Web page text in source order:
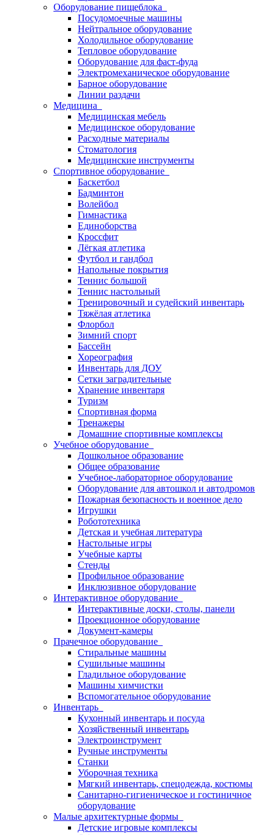
Оборудование пищеблока
Посудомоечные машины
Нейтральное оборудование
Холодильное оборудование
Тепловое оборудование
Оборудование для фаст-фуда
Электромеханическое оборудование
Барное оборудование
Линии раздачи
Медицина
Медицинская мебель
Медицинское оборудование
Расходные материалы
Стоматология
Медицинские инструменты
Спортивное оборудование
Баскетбол
Бадминтон
Волейбол
Гимнастика
Единоборства
Кроссфит
Лёгкая атлетика
Футбол и гандбол
Напольные покрытия
Теннис большой
Теннис настольный
Тренировочный и судейский инвентарь
Тяжёлая атлетика
Флорбол
Зимний спорт
Бассейн
Хореография
Инвентарь для ДОУ
Сетки заградительные
Хранение инвентаря
Туризм
Спортивная форма
Тренажеры
Домашние спортивные комплексы
Учебное оборудование
Дошкольное образование
Общее образование
Учебное-лабораторное оборудование
Оборудование для автошкол и автодромов
Пожарная безопасность и военное дело
Игрушки
Робототехника
Детская и учебная литература
Настольные игры
Учебные карты
Стенды
Профильное образование
Инклюзивное оборудование
Интерактивное оборудование
Интерактивные доски, столы, панели
Проекционное оборудование
Документ-камеры
Прачечное оборудование
Стиральные машины
Сушильные машины
Гладильное оборудование
Машины химчистки
Вспомогательное оборудование
Инвентарь
Кухонный инвентарь и посуда
Хозяйственный инвентарь
Электроинструмент
Ручные инструменты
Станки
Уборочная техника
Мягкий инвентарь, спецодежда, костюмы
Санитарно-гигиеническое и гостиничное
оборудование
Малые архитектурные формы
Детские игровые комплексы